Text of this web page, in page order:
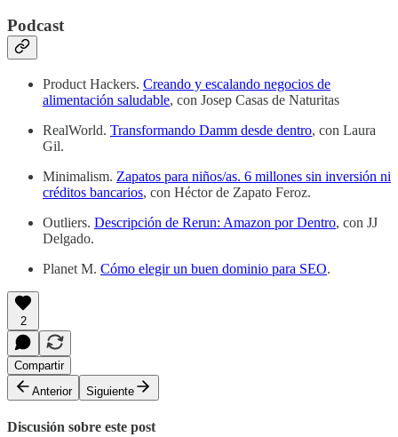
Podcast
Product Hackers. Creando y escalando negocios de
alimentación saludable, con Josep Casas de Naturitas
RealWorld. Transformando Damm desde dentro, con Laura
Gil.
Minimalism. Zapatos para niños/as. 6 millones sin inversión ni
créditos bancarios, con Héctor de Zapato Feroz.
Outliers. Descripción de Rerun: Amazon por Dentro, con JJ
Delgado.
Planet M. Cómo elegir un buen dominio para SEO.
2
Compartir
Anterior
Siguiente
Discusión sobre este post